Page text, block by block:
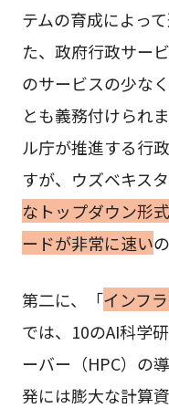
テムの育成によっ
た、政府行政サー
のサービスの少な
とも義務付けられ
ル庁が推進する行
すが、ウズベキス
なトップダウン形
ードが非常に速い
第二に、「インフ
では、10のAI科学
ーバー（HPC）の
発には膨大な計算